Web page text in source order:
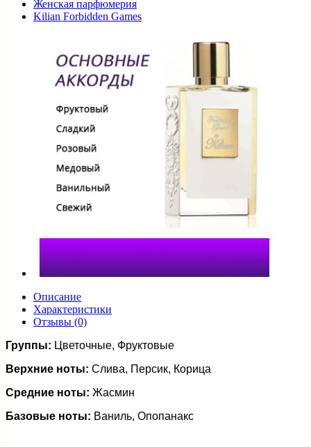
Женская парфюмерия
Kilian Forbidden Games
Описание
Характеристики
Отзывы (0)
Группы: Цветочные, Фруктовые
Верхние ноты: Слива, Персик, Корица
Средние ноты: Жасмин
Базовые ноты: Ваниль, Опопанакс